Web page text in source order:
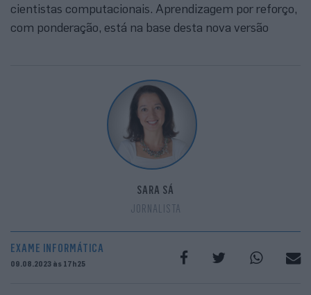
cientistas computacionais. Aprendizagem por reforço,
com ponderação, está na base desta nova versão
SARA SÁ
JORNALISTA
EXAME INFORMÁTICA
09.08.2023 às 17h25